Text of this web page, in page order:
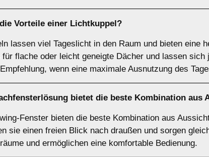
Vorteile einer Lichtkuppel?
lassen viel Tageslicht in den Raum und bieten eine
für flache oder leicht geneigte Dächer und lassen
wenn eine maximale Ausnutzung des
bietet die beste Kombination
Fenster bieten die beste Kombination aus
sie einen freien Blick nach draußen und sorgen
und ermöglichen eine komfortable Bedienung.